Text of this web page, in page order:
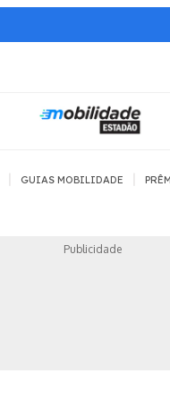
GUIAS MOBILIDADE
Publicidade